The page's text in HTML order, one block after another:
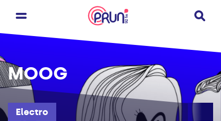
Electro
MOOG